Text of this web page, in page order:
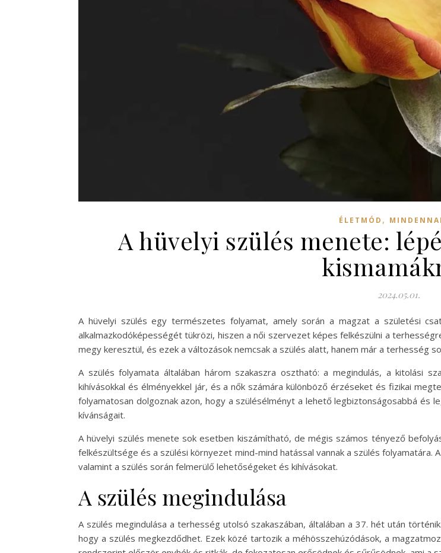
ÉLETMÓD ,
A hüvelyi szülés menete:
2024.05.01.
A hüvelyi szülés egy természetes folyamat, amely során a magzat a születési
alkalmazkodóképességét tükrözi, hiszen a női szervezet képes felkészülni a
megy keresztül, és ezek a változások nemcsak a szülés alatt, hanem már a terhesség
A szülés folyamata általában három szakaszra osztható: a megindulás, a kitolási
kihívásokkal és élményekkel jár, és a nők számára különböző érzéseket és fizikai
folyamatosan dolgoznak azon, hogy a szülésélményt a lehető legbiztonságosabbá és
kívánságait.
A hüvelyi szülés menete sok esetben kiszámítható, de mégis számos tényező
felkészültsége és a szülési környezet mind-mind hatással vannak a szülés
valamint a szülés során felmerülő lehetőségeket és kihívásokat.
A szülés megindulása
A szülés megindulása a terhesség utolsó szakaszában, általában a 37. hét után
hogy a szülés megkezdődhet. Ezek közé tartozik a méhösszehúzódások, a